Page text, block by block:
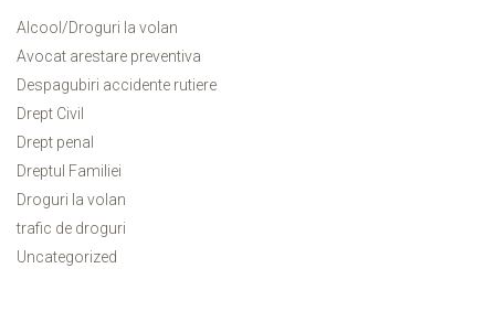
Alcool/Droguri la volan
Avocat arestare preventiva
Despagubiri accidente rutiere
Drept Civil
Drept penal
Dreptul Familiei
Droguri la volan
trafic de droguri
Uncategorized